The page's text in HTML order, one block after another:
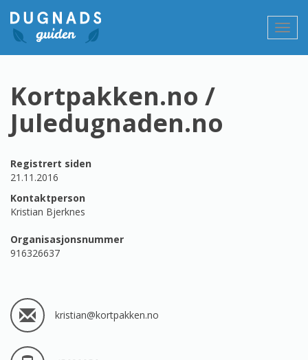
innholdet
Vis/
Kortpakken.no /
Juledugnaden.no
Registrert siden
21.11.2016
Kontaktperson
Kristian Bjerknes
Organisasjonsnummer
916326637
kristian@kortpakken.no